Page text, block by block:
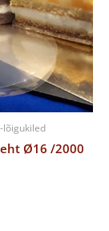
lõigukiled
Ø16 /2000